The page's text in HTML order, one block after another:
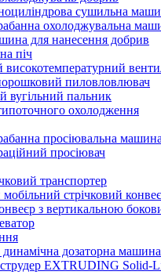
сушильна
охолоджувальна
для нанесення добрив
піч
пиловловлювач
вугільний пальник
охолодження
просіювальна машина
просіювач
транспортер
стрічковий
з вертикальною
дозаторна
EXTRUDING Solid-